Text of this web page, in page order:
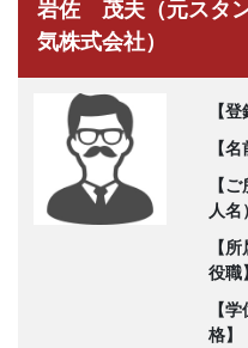
岩佐 茂夫（元スタ
気株式会社）
【登
【名
【
人名
【
役職】
【
格】